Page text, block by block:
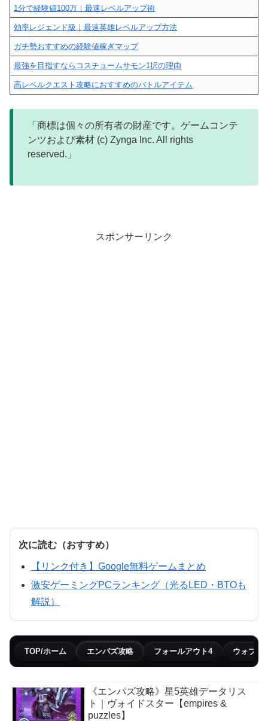
1分で経験値100万｜最速レベルアップ術
効率レジェンド級｜最速英雄レベルアップ方法
ガチ勢おすすめの経験値稼ぎマップ
最強を目指すならコスチュームサモン1択の理由
高レベルクエスト攻略におすすめのバトルアイテム
「商標は個々の所有者の財産です。ゲームコンテ
ンツおよび素材 (c) Zynga Inc. All rights
reserved.」
スポンサーリンク
次に読む（おすすめ）
【リンク付き】Google無料ゲームまとめ
激安ゲーミングPCランキング（光るLED・BTOも
解説）
TOP/ホーム エンパズ攻略 フォールアウト4 ウォブリ
《エンパズ攻略》星5英雄データリス
ト｜ヴォイドスター【empires &
puzzles】